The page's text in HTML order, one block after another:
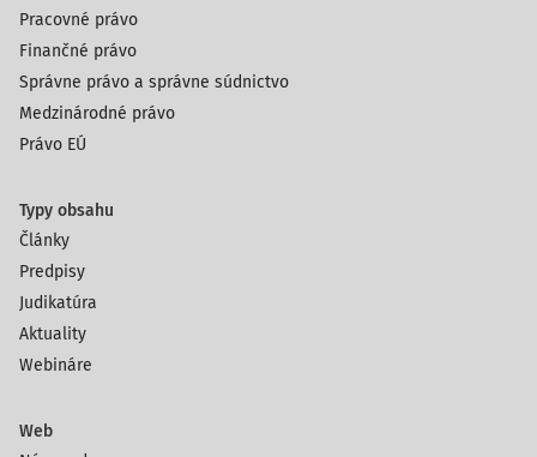
Pracovné právo
Finančné právo
Správne právo a správne súdnictvo
Medzinárodné právo
Právo EÚ
Typy obsahu
Články
Predpisy
Judikatúra
Aktuality
Webináre
Web